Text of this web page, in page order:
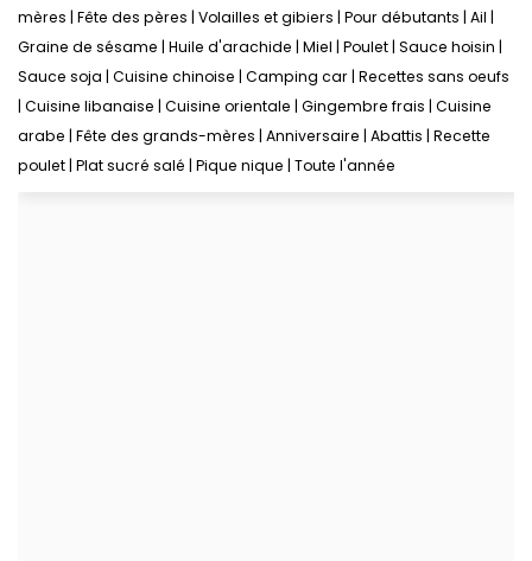
mères Fête des pères Volailles et gibiers Pour débutants Ail
Graine de sésame Huile d'arachide Miel Poulet Sauce hoisin
Sauce soja Cuisine chinoise Camping car Recettes sans oeufs
Cuisine libanaise Cuisine orientale Gingembre frais Cuisine
arabe Fête des grands-mères Anniversaire Abattis Recette
poulet Plat sucré salé Pique nique Toute l'année